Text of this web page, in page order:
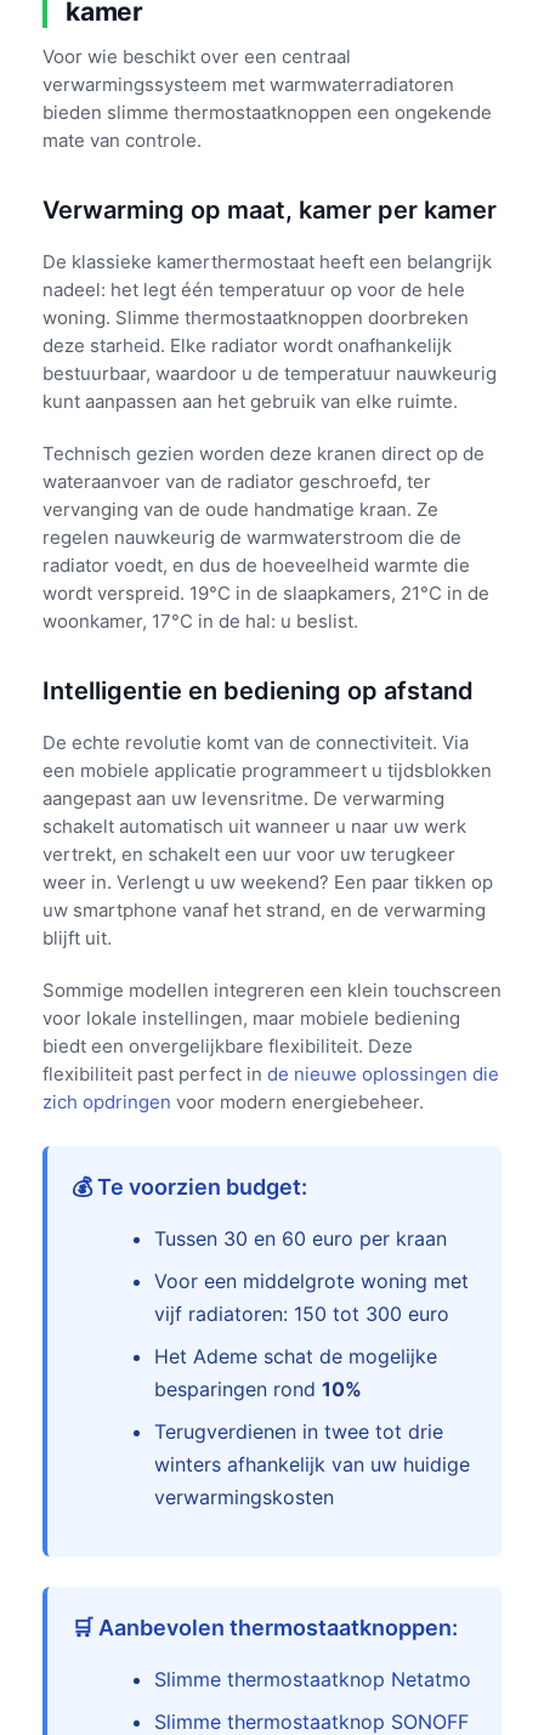
kamer
Voor wie beschikt over een centraal
verwarmingssysteem met warmwaterradiatoren
bieden slimme thermostaatknoppen een ongekende
mate van controle.
Verwarming op maat, kamer per kamer
De klassieke kamerthermostaat heeft een belangrijk
nadeel: het legt één temperatuur op voor de hele
woning. Slimme thermostaatknoppen doorbreken
deze starheid. Elke radiator wordt onafhankelijk
bestuurbaar, waardoor u de temperatuur nauwkeurig
kunt aanpassen aan het gebruik van elke ruimte.
Technisch gezien worden deze kranen direct op de
wateraanvoer van de radiator geschroefd, ter
vervanging van de oude handmatige kraan. Ze
regelen nauwkeurig de warmwaterstroom die de
radiator voedt, en dus de hoeveelheid warmte die
wordt verspreid. 19°C in de slaapkamers, 21°C in de
woonkamer, 17°C in de hal: u beslist.
Intelligentie en bediening op afstand
De echte revolutie komt van de connectiviteit. Via
een mobiele applicatie programmeert u tijdsblokken
aangepast aan uw levensritme. De verwarming
schakelt automatisch uit wanneer u naar uw werk
vertrekt, en schakelt een uur voor uw terugkeer
weer in. Verlengt u uw weekend? Een paar tikken op
uw smartphone vanaf het strand, en de verwarming
blijft uit.
Sommige modellen integreren een klein touchscreen
voor lokale instellingen, maar mobiele bediening
biedt een onvergelijkbare flexibiliteit. Deze
flexibiliteit past perfect in de nieuwe oplossingen die
zich opdringen voor modern energiebeheer.
💰 Te voorzien budget:
Tussen 30 en 60 euro per kraan
Voor een middelgrote woning met
vijf radiatoren: 150 tot 300 euro
Het Ademe schat de mogelijke
besparingen rond 10%
Terugverdienen in twee tot drie
winters afhankelijk van uw huidige
verwarmingskosten
🛒 Aanbevolen thermostaatknoppen:
Slimme thermostaatknop Netatmo
Slimme thermostaatknop SONOFF